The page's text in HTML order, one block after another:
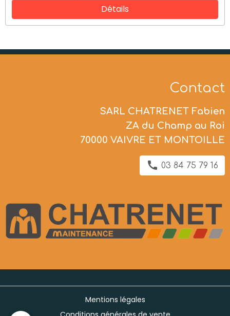
Détails
Contact
SARL CHATRENET Fabien
ZA du Champ au Roi
70000 VAIVRE ET MONTOILLE
03 84 75 79 16
Mentions légales